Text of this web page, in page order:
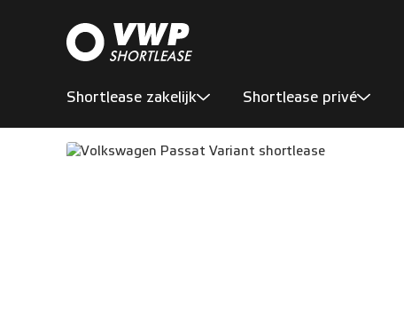
Shortlease zakelijk Shortlease privé
Aanbod